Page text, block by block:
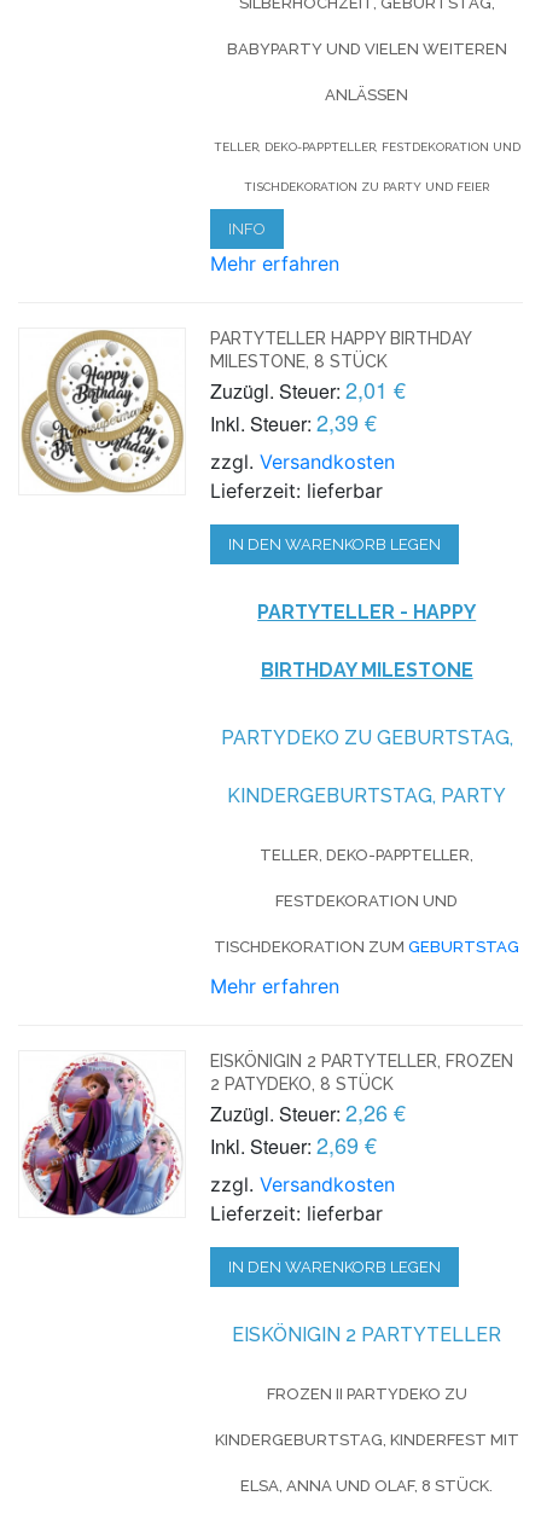
BABYPARTY UND VIELEN WEITEREN
ANLÄSSEN
TELLER, DEKO-PAPPTELLER, FESTDEKORATION UND
TISCHDEKORATION ZU PARTY UND FEIER
INFO
Mehr erfahren
PARTYTELLER HAPPY BIRTHDAY
MILESTONE, 8 STÜCK
Zuzügl. Steuer: 2,01 €
Inkl. Steuer: 2,39 €
zzgl.Versandkosten
Lieferzeit: lieferbar
IN DEN WARENKORB LEGEN
PARTYTELLER - HAPPY
BIRTHDAY MILESTONE
PARTYDEKO ZU GEBURTSTAG,
KINDERGEBURTSTAG, PARTY
TELLER, DEKO-PAPPTELLER,
FESTDEKORATION UND
TISCHDEKORATION ZUMGEBURTSTAG
Mehr erfahren
EISKÖNIGIN 2 PARTYTELLER, FROZEN
2 PATYDEKO, 8 STÜCK
Zuzügl. Steuer: 2,26 €
Inkl. Steuer: 2,69 €
zzgl.Versandkosten
Lieferzeit: lieferbar
IN DEN WARENKORB LEGEN
EISKÖNIGIN 2 PARTYTELLER
FROZEN II PARTYDEKO ZU
KINDERGEBURTSTAG, KINDERFEST MIT
ELSA, ANNA UND OLAF, 8 STÜCK.